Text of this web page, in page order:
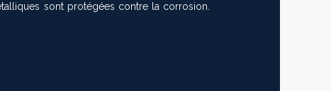
sont protégées contre la corrosion.